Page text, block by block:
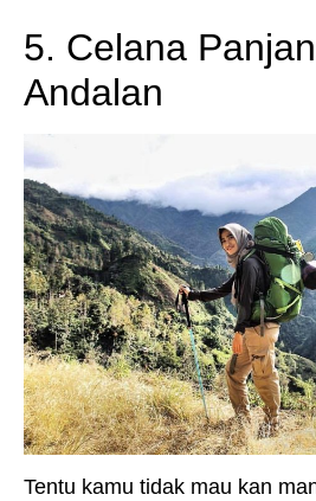
5. Celana
Andalan
Tentu kamu tidak mau kan